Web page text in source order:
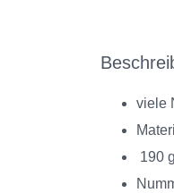
viele
190